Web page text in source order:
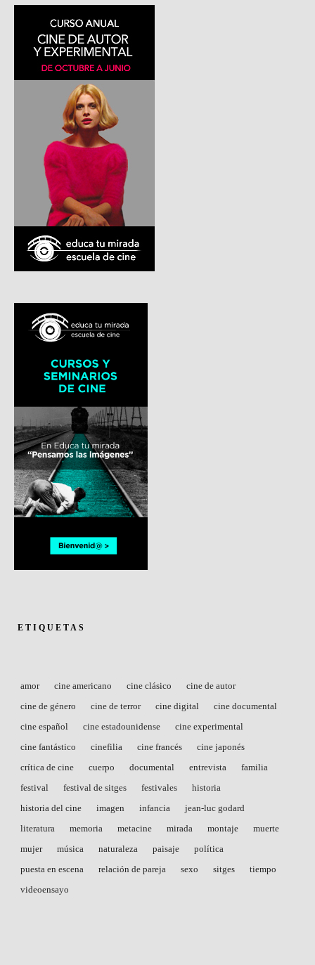
ETIQUETAS
amor cine americano cine clásico
cine de autor
cine de género
cine de terror cine digital
cine documental
cine español
cine estadounidense
cine experimental
cine fantástico
cinefilia cine francés
cine japonés
crítica de cine
cuerpo documental entrevista
familia
festival
festival de sitges festivales
historia
historia del cine
imagen infancia
jean-luc godard
literatura
memoria metacine mirada montaje
muerte
mujer
música naturaleza paisaje
política
puesta en escena
relación de pareja sexo sitges
tiempo
videoensayo